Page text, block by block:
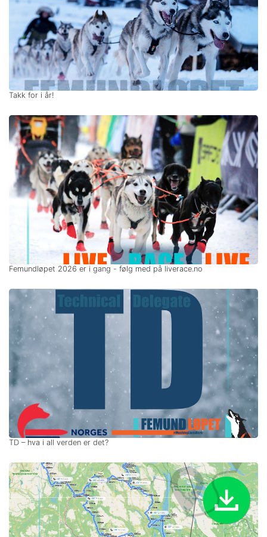
Takk for i år!
Femundløpet 2026 er i gang - følg med på liverace.no
TD – hva i all verden er det?